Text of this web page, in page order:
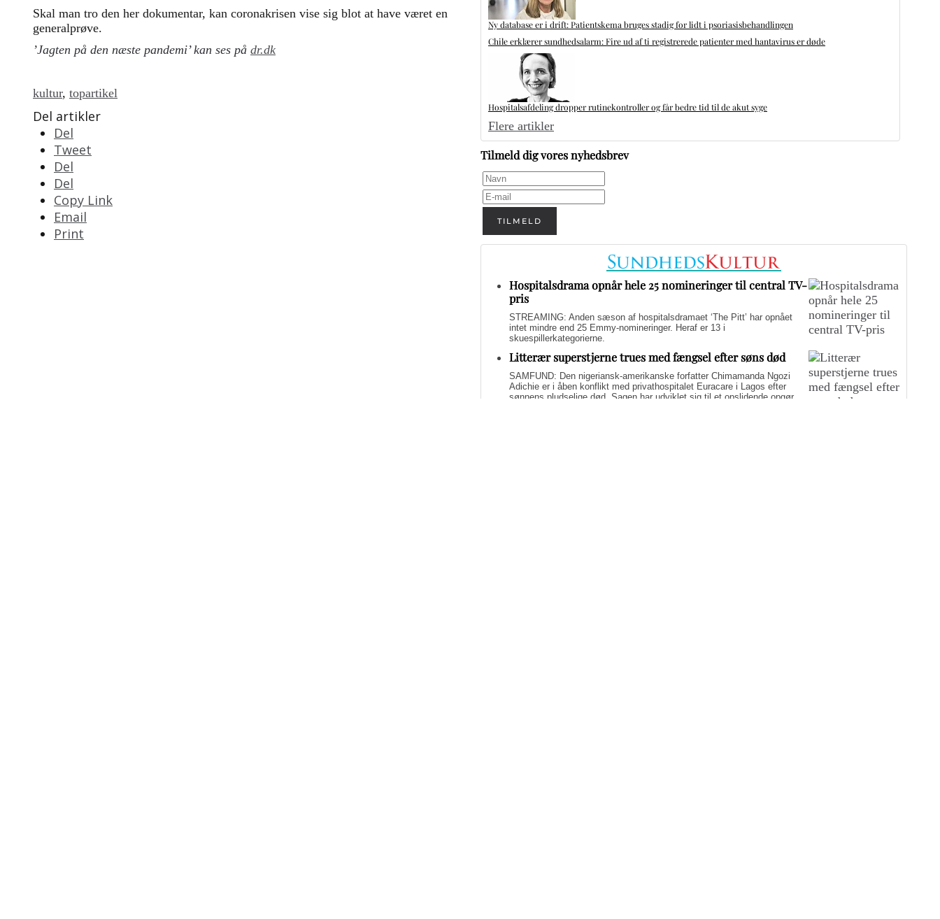
Skal man tro den her dokumentar, kan coronakrisen vise sig blot at have været en
generalprøve.
’Jagten på den næste pandemi’ kan ses på dr.dk
kultur, topartikel
Del artikler
Del
Tweet
Del
Del
Copy Link
Email
Print
Ny database er i drift: Patientskema bruges stadig for lidt i psoriasisbehandlingen
Chile erklærer sundhedsalarm: Fire ud af ti registrerede patienter med hantavirus er døde
Hospitalsafdeling dropper rutinekontroller og får bedre tid til de akut syge
Flere artikler
Tilmeld dig vores nyhedsbrev
TILMELD
Hospitalsdrama opnår hele 25 nomineringer til central TV-
pris
STREAMING: Anden sæson af hospitalsdramaet ‘The Pitt’ har opnået
intet mindre end 25 Emmy-nomineringer. Heraf er 13 i
skuespillerkategorierne.
Litterær superstjerne trues med fængsel efter søns død
SAMFUND: Den nigeriansk-amerikanske forfatter Chimamanda Ngozi
Adichie er i åben konflikt med privathospitalet Euracare i Lagos efter
sønnens pludselige død. Sagen har udviklet sig til et opslidende opgør